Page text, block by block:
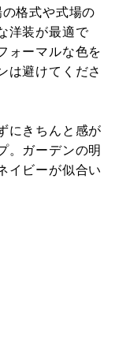
格式や式場の
洋装が最適で
ォーマルな色を
は避けてくださ
にきちんと感が
。ガーデンの明
イビーが似合い